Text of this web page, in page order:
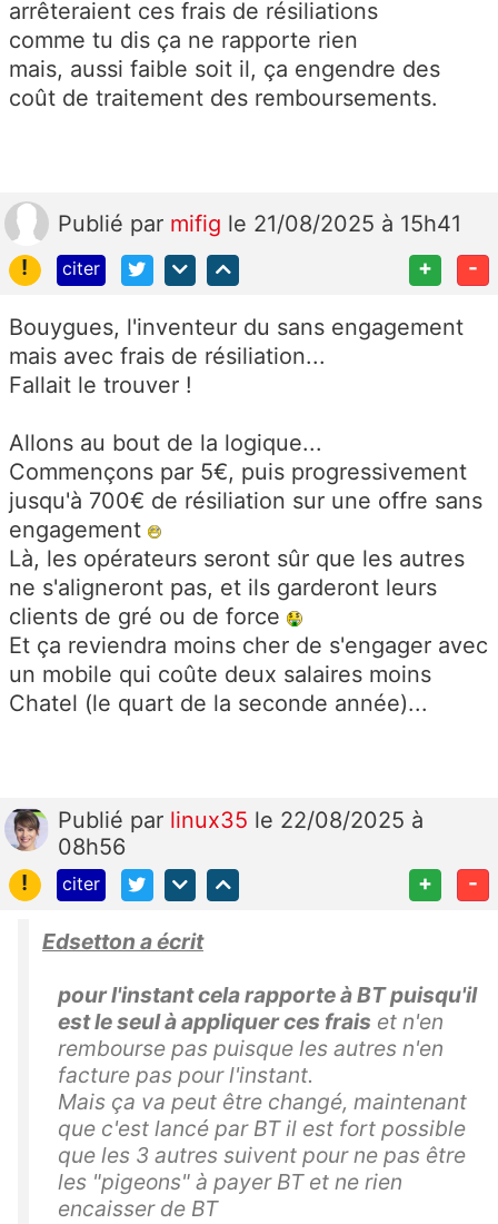
arrêteraient ces frais de résiliations
comme tu dis ça ne rapporte rien
mais, aussi faible soit il, ça engendre des
coût de traitement des remboursements.
Publié par mifig le 21/08/2025 à 15h41
!
citer + -
Bouygues, l'inventeur du sans engagement
mais avec frais de résiliation...
Fallait le trouver !
Allons au bout de la logique...
Commençons par 5€, puis progressivement
jusqu'à 700€ de résiliation sur une offre sans
engagement
Là, les opérateurs seront sûr que les autres
ne s'aligneront pas, et ils garderont leurs
clients de gré ou de force
Et ça reviendra moins cher de s'engager avec
un mobile qui coûte deux salaires moins
Chatel (le quart de la seconde année)...
Publié par linux35 le 22/08/2025 à
08h56
!
citer + -
Edsetton a écrit
pour l'instant cela rapporte à BT puisqu'il
est le seul à appliquer ces frais et n'en
rembourse pas puisque les autres n'en
facture pas pour l'instant.
Mais ça va peut être changé, maintenant
que c'est lancé par BT il est fort possible
que les 3 autres suivent pour ne pas être
les "pigeons" à payer BT et ne rien
encaisser de BT